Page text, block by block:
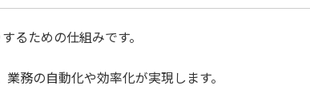
るための仕組みです。
務の自動化や効率化が実現します。